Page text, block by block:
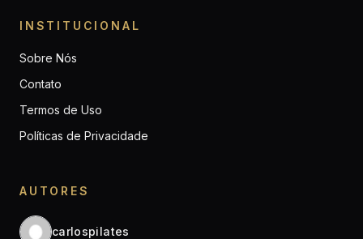
INSTITUCIONAL
Sobre Nós
Contato
Termos de Uso
Políticas de Privacidade
AUTORES
carlospilates